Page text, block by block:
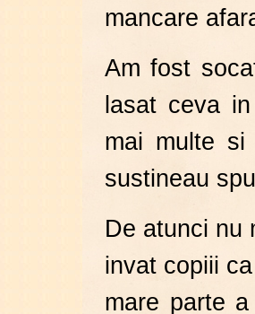
mancare
Am fost
lasat ceva
mai multe
sustineau
De atunci nu
invat copiii
mare parte